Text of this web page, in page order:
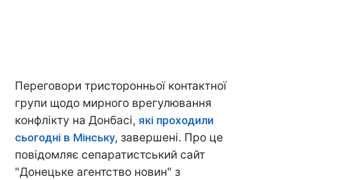
Переговори тристоронньої контактної
групи щодо мирного врегулювання
конфлікту на Донбасі, які проходили
сьогодні в Мінську, завершені. Про це
повідомляє сепаратистський сайт
"Донецьке агентство новин" з